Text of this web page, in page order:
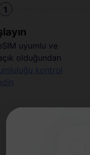
1
uyumlu ve
olduğundan
kontrol